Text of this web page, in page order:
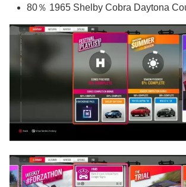
80％ 1965 Shelby Cobra Daytona